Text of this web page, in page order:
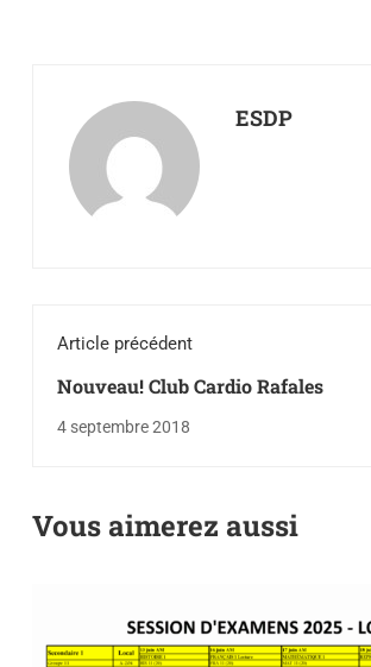
ESDP
Article précédent
Nouveau! Club Cardio Rafales
4 septembre 2018
Vous aimerez aussi